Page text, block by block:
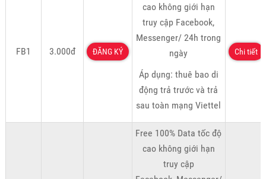
FB1 3.000đ ĐĂNG KÝ
cao không giới hạn
truy cập Facebook,
Messenger/ 24h trong
ngày
Áp dụng: thuê bao di
động trả trước và trả
sau toàn mạng Viettel
Chi tiết
Free 100% Data tốc độ
cao không giới hạn
truy cập